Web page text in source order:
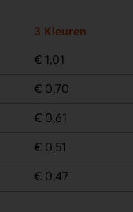
3 Kleuren
€ 1,01
€ 0,70
€ 0,61
€ 0,51
€ 0,47